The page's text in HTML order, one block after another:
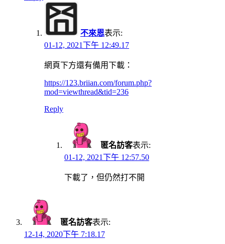
不來恩表示:
01-12, 2021下午 12:49.17
網頁下方還有備用下載：
https://123.briian.com/forum.php?
mod=viewthread&tid=236
Reply
匿名訪客表示:
01-12, 2021下午 12:57.50
下載了，但仍然打不開
匿名訪客表示:
12-14, 2020下午 7:18.17